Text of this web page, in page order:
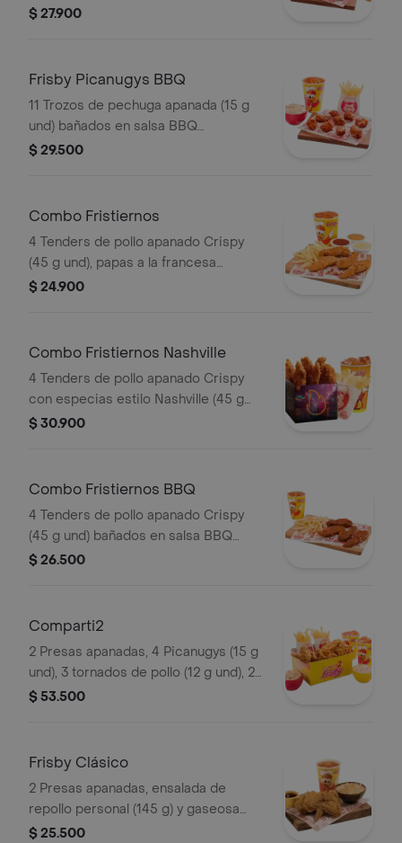
g), ensalada de repollo personal (145
$ 27.900
Frisby Picanugys BBQ
11 Trozos de pechuga apanada (15 g
und) bañados en salsa BBQ
ligeramente picante, papas a la
(325 ml)
$ 29.500
Combo Fristiernos
4 Tenders de pollo apanado Crispy
(45 g und), papas a la francesa
mediana (60 g) y gaseosa (325 ml)
$ 24.900
Combo Fristiernos Nashville
4 Tenders de pollo apanado Crispy
con especias estilo Nashville (45 g
und), sirope de miel picante, papas a
$ 30.900
Combo Fristiernos BBQ
4 Tenders de pollo apanado Crispy
(45 g und) bañados en salsa BBQ
ligeramente picante, papas a la
$ 26.500
Comparti2
2 Presas apanadas, 4 Picanugys (15 g
und), 3 tornados de pollo (12 g und), 2
porciones de papas francesas
$ 53.500
Frisby Clásico
2 Presas apanadas, ensalada de
repollo personal (145 g) y gaseosa
(325 ml)
$ 25.500